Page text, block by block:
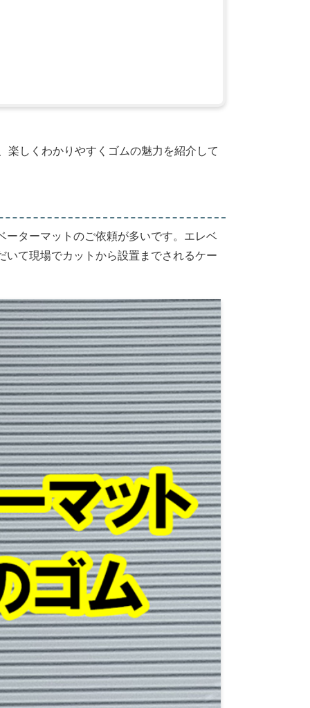
楽しくわかりやすくゴムの魅力を紹介して
ターマットのご依頼が多いです。エレベ
て現場でカットから設置までされるケー